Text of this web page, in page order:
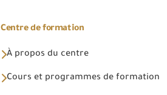
Centre de formation
À propos du centre
Cours et programmes de formation